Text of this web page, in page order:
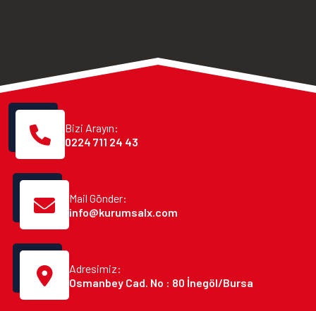
Bizi Arayın:
0224 711 24 43
Mail Gönder:
info@kurumsalx.com
Adresimiz:
Osmanbey Cad. No : 80 İnegöl/Bursa